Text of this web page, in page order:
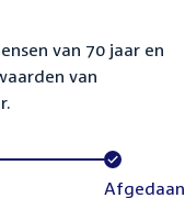
van 70 jaar en
van
Voltooid:
Afgedaan